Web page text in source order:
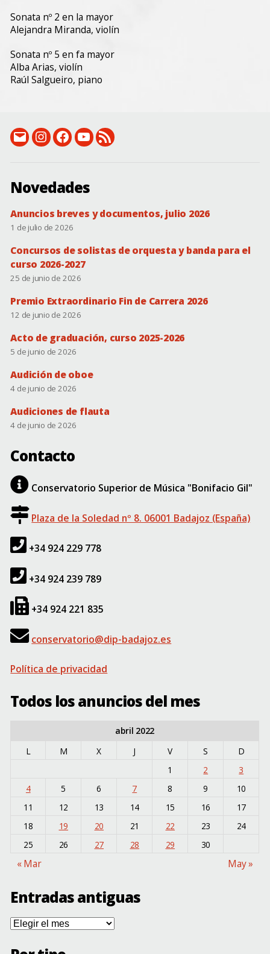
Sonata nº 2 en la mayor
Alejandra Miranda, violín
Sonata nº 5 en fa mayor
Alba Arias, violín
Raúl Salgueiro, piano
email:Instagram:
Facebook:
CanalRSS
Novedades
Anuncios breves y documentos, julio 2026
1 de julio de 2026
Concursos de solistas de orquesta y banda para el
curso 2026-2027
25 de junio de 2026
Premio Extraordinario Fin de Carrera 2026
12 de junio de 2026
Acto de graduación, curso 2025-2026
5 de junio de 2026
Audición de oboe
4 de junio de 2026
Audiciones de flauta
4 de junio de 2026
Contacto
Conservatorio Superior de Música "Bonifacio Gil"
Plaza de la Soledad nº 8. 06001 Badajoz (España)
+34 924 229 778
+34 924 239 789
+34 924 221 835
conservatorio@dip-badajoz.es
Política de privacidad
Todos los anuncios del mes
abril 2022
L
M X J V S
D
1
2
3
4
5 6 7 8 9
10
11
12 13 14 15 16
17
18
19 20 21 22 23
24
25
26 27 28 29 30
« Mar May »
Entradas antiguas
Entradas
antiguas